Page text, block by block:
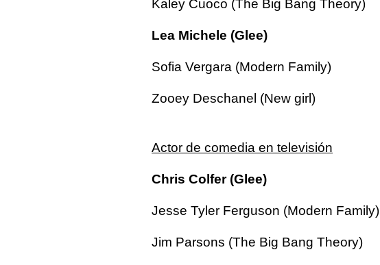
Kaley Cuoco (The Big Bang Theory)
Lea Michele (Glee)
Sofia Vergara (Modern Family)
Zooey Deschanel (New girl)
Actor de comedia en televisión
Chris Colfer (Glee)
Jesse Tyler Ferguson (Modern Family)
Jim Parsons (The Big Bang Theory)